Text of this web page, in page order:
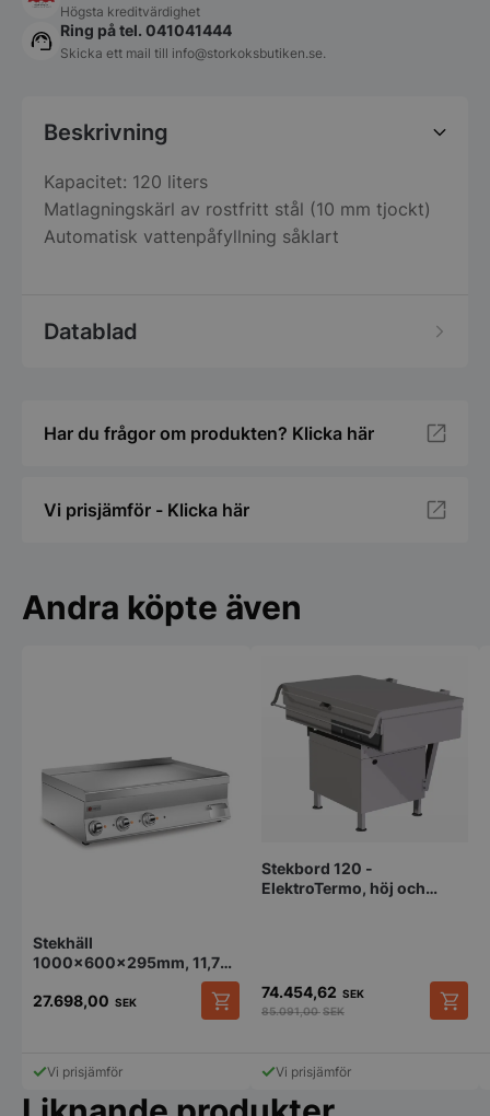
Högsta kreditvärdighet
Ring på tel. 041041444
Skicka ett mail till info@storkoksbutiken.se.
Beskrivning
Kapacitet: 120 liters
Matlagningskärl av rostfritt stål (10 mm tjockt)
Automatisk vattenpåfyllning såklart
Datablad
Har du frågor om produkten? Klicka här
Vi prisjämför - Klicka här
Andra köpte även
Stekhäll
1000x600x295mm, 11,7
27.698,00 SEK
produkten
flera
Vi prisjämför
Stekbord 120 -
ElektroTermo, höj och
74.454,62 SEK
85.091,00SEK
Vi prisjämför